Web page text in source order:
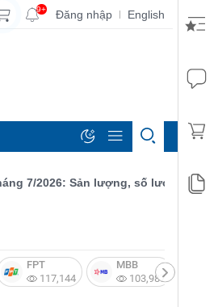
9+ Đăng nhập | English
2026: Sản lượng, số lượng đơn đặt
FPT
117,144
MBB
103,987